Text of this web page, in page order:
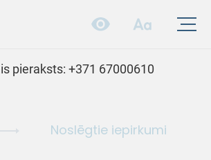
pieraksts: +371 67000610
Noslēgtie iepirkumi